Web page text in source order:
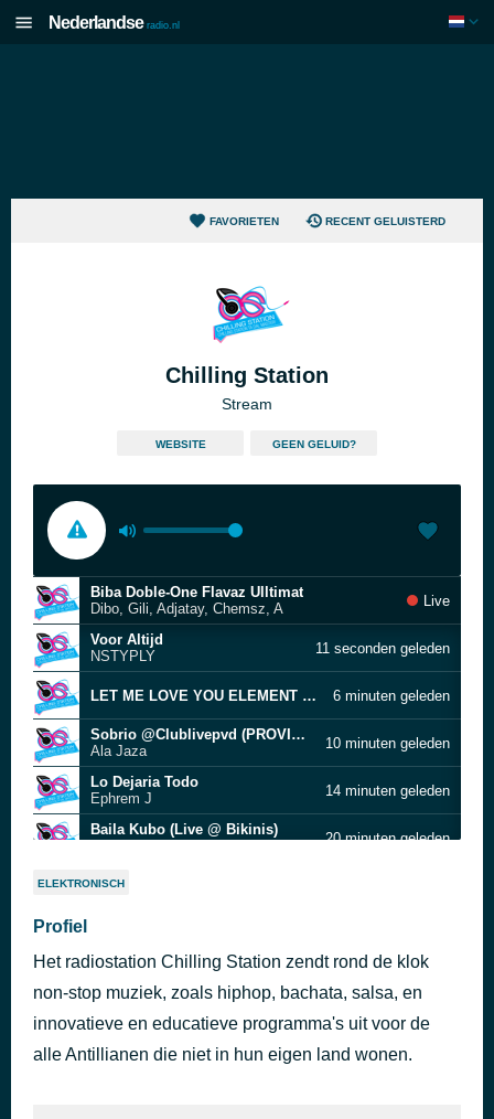
Nederlandse radio.nl
FAVORIETEN RECENT GELUISTERD
Chilling Station
Stream
WEBSITE GEEN GELUID?
Biba Doble-One Flavaz Ulltimat
Dibo, Gili, Adjatay, Chemsz, A
Live
Voor Altijd
NSTYPLY
11 seconden geleden
LET ME LOVE YOU ELEMENT DRAFT2 6 minuten geleden
Sobrio @Clublivepvd (PROVIDENCE)
Ala Jaza
10 minuten geleden
Lo Dejaria Todo
Ephrem J
14 minuten geleden
Baila Kubo (Live @ Bikinis)
20 minuten geleden
Welele
Sobredosis di amor
38 minuten geleden
ELEKTRONISCH
Profiel
Het radiostation Chilling Station zendt rond de klok
non-stop muziek, zoals hiphop, bachata, salsa, en
innovatieve en educatieve programma's uit voor de
alle Antillianen die niet in hun eigen land wonen.